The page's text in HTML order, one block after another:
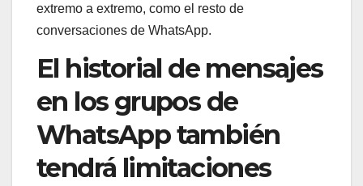
extremo a extremo, como el resto de
conversaciones de WhatsApp.
El historial de mensajes
en los grupos de
WhatsApp también
tendrá limitaciones